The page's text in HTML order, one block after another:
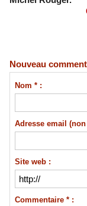
Nouveau
Nom * :
Adresse email
Site web :
Commentaire * :